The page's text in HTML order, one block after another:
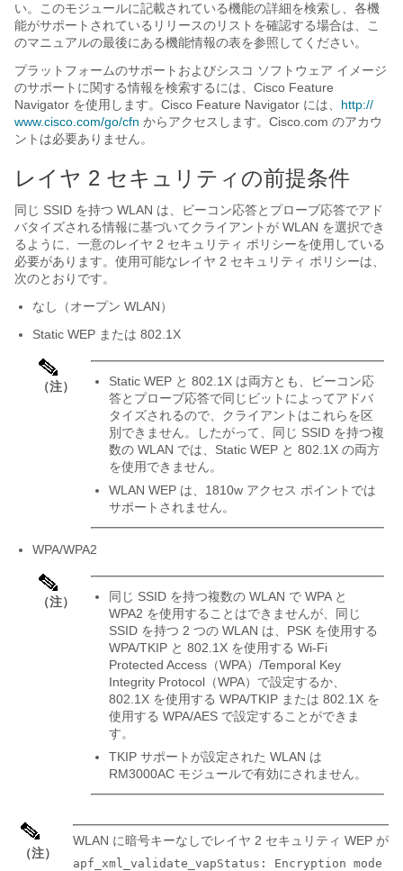
い。このモジュールに記載されている機能の詳細を検索し、各機
能がサポートされているリリースのリストを確認する場合は、こ
のマニュアルの最後にある機能情報の表を参照してください。
プラットフォームのサポートおよびシスコ ソフトウェア イメージ
のサポートに関する情報を検索するには、Cisco Feature
Navigator を使用します。Cisco Feature Navigator には、 http:/​/​
www.cisco.com/​go/​cfn からアクセスします。Cisco.com のアカウ
ントは必要ありません。
レイヤ 2 セキュリティの前提条件
同じ SSID を持つ WLAN は、ビーコン応答とプローブ応答でアド
バタイズされる情報に基づいてクライアントが WLAN を選択でき
るように、一意のレイヤ 2 セキュリティ ポリシーを使用している
必要があります。使用可能なレイヤ 2 セキュリティ ポリシーは、
次のとおりです。
なし（オープン WLAN）
Static WEP または 802.1X
（注）
Static WEP と 802.1X は両方とも、ビーコン応
答とプローブ応答で同じビットによってアドバ
タイズされるので、クライアントはこれらを区
別できません。したがって、同じ SSID を持つ複
数の WLAN では、Static WEP と 802.1X の両方
を使用できません。
WLAN WEP は、1810w アクセス ポイントでは
サポートされません。
WPA/WPA2
（注）
同じ SSID を持つ複数の WLAN で WPA と
WPA2 を使用することはできませんが、同じ
SSID を持つ 2 つの WLAN は、PSK を使用する
WPA/TKIP と 802.1X を使用する Wi-Fi
Protected Access（WPA）/Temporal Key
Integrity Protocol（WPA）で設定するか、
802.1X を使用する WPA/TKIP または 802.1X を
使用する WPA/AES で設定することができま
す。
TKIP サポートが設定された WLAN は
RM3000AC モジュールで有効にされません。
（注）
WLAN に暗号キーなしでレイヤ 2 セキュリティ WEP が
apf_xml_validate_vapStatus: Encryption mode